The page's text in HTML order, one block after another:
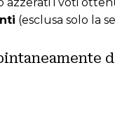
(esclusa solo la